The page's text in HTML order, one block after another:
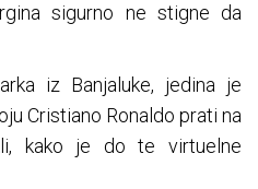
sigurno ne stigne da
iz Banjaluke, jedina je
Cristiano Ronaldo prati na
kako je do te virtuelne